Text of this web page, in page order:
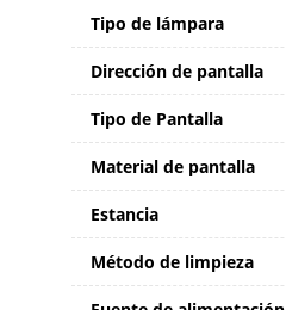
Tipo de lámpara
Dirección de pantalla
Tipo de Pantalla
Material de pantalla
Estancia
Método de limpieza